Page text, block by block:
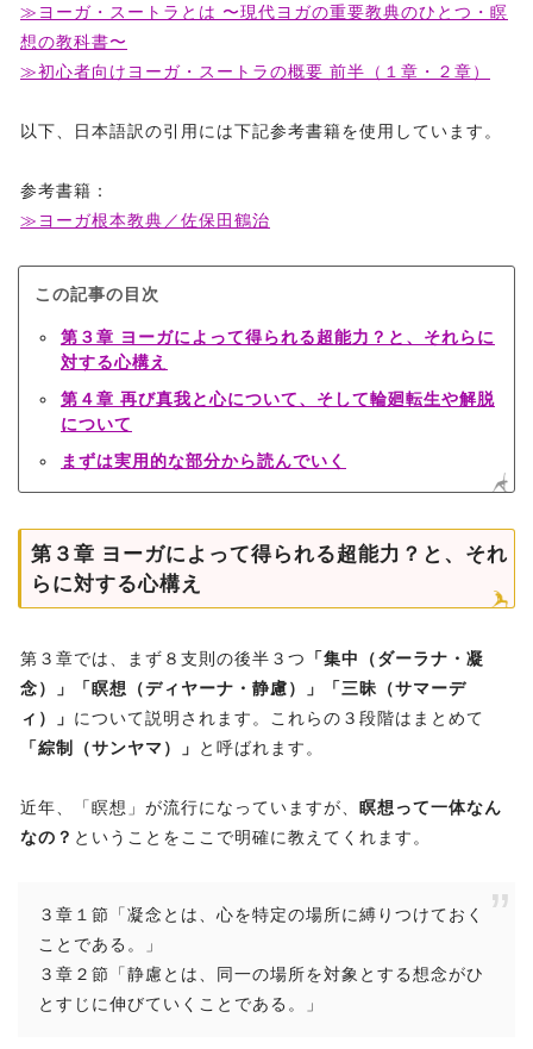
≫ヨーガ・スートラとは 〜現代ヨガの重要教典のひとつ・瞑
想の教科書〜
≫初心者向けヨーガ・スートラの概要 前半（１章・２章）
以下、日本語訳の引用には下記参考書籍を使用しています。
参考書籍：
≫ヨーガ根本教典／佐保田鶴治
この記事の目次
第３章 ヨーガによって得られる超能力？と、それらに
対する心構え
第４章 再び真我と心について、そして輪廻転生や解脱
について
まずは実用的な部分から読んでいく
第３章 ヨーガによって得られる超能力？と、それ
らに対する心構え
第３章では、まず８支則の後半３つ
「集中（ダーラナ・凝
念）」「瞑想（ディヤーナ・静慮）」「三昧（サマーデ
ィ）」 について説明されます。これらの３段階はまとめて
「綜制（サンヤマ）」
と呼ばれます。
近年、「瞑想」が流行になっていますが、 瞑想って一体なん
なの？ ということをここで明確に教えてくれます。
３章１節「凝念とは、心を特定の場所に縛りつけておく
ことである。」
３章２節「静慮とは、同一の場所を対象とする想念がひ
とすじに伸びていくことである。」